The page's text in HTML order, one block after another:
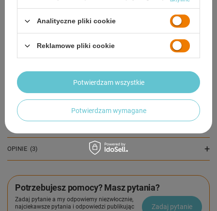
Kempingowy + Karimata
171,84 zł
OPIS
SZCZEGÓŁOWE DANE
OPINIE (3)
Potrzebujesz pomocy? Masz pytania?
Zadaj pytanie a my odpowiemy niezwłocznie,
najciekawsze pytania i odpowiedzi publikując
Zadaj pytanie
Analityczne pliki cookie
Reklamowe pliki cookie
Potwierdzam wymagane
Potwierdzam wszystkie